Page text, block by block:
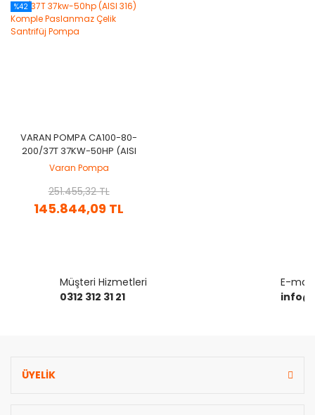
%42
VARAN POMPA CA100-80-
200/37T 37KW-50HP (AISI
316) KOMPLE PASLANMAZ
ÇELIK SANTRIFÜJ POMPA
Varan Pompa
145.844,09 TL
251.455,32 TL
Müşteri Hizmetleri
0312 312 31 21
E-mail
ÜYELİK